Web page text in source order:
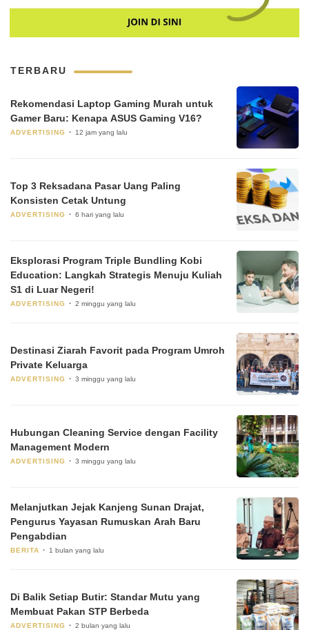
TERBARU
Rekomendasi Laptop Gaming Murah untuk
Gamer Baru: Kenapa ASUS Gaming V16?
ADVERTISING 12 jam yang lalu
Top 3 Reksadana Pasar Uang Paling
Konsisten Cetak Untung
ADVERTISING 6 hari yang lalu
Eksplorasi Program Triple Bundling Kobi
Education: Langkah Strategis Menuju Kuliah
S1 di Luar Negeri!
ADVERTISING 2 minggu yang lalu
Destinasi Ziarah Favorit pada Program Umroh
Private Keluarga
ADVERTISING 3 minggu yang lalu
Hubungan Cleaning Service dengan Facility
Management Modern
ADVERTISING 3 minggu yang lalu
Melanjutkan Jejak Kanjeng Sunan Drajat,
Pengurus Yayasan Rumuskan Arah Baru
Pengabdian
BERITA 1 bulan yang lalu
Di Balik Setiap Butir: Standar Mutu yang
Membuat Pakan STP Berbeda
ADVERTISING 2 bulan yang lalu